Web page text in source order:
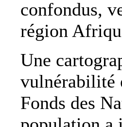
confondus,
région
Une
vulnérabilité
Fonds des